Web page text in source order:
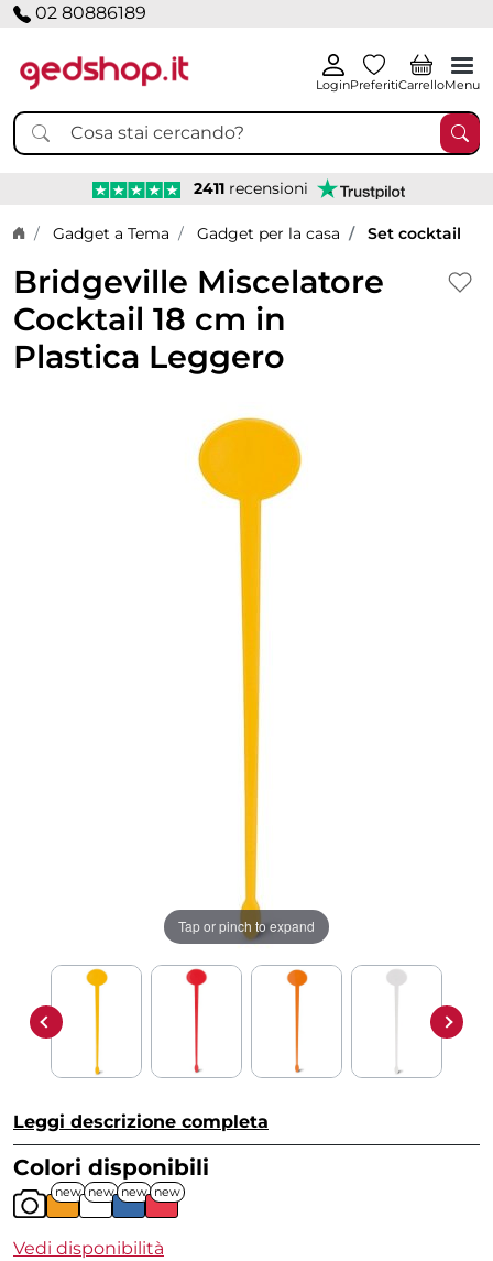
02 80886189
LoginPreferitiCarrelloMenu
2411 recensioni
Home page
Gadget a Tema Gadget per la casa Set cocktail
Bridgeville Miscelatore
Cocktail 18 cm in
Plastica Leggero
Tap or pinch to expand
Leggi descrizione completa
Colori disponibili
new new new new
Vedi disponibilità